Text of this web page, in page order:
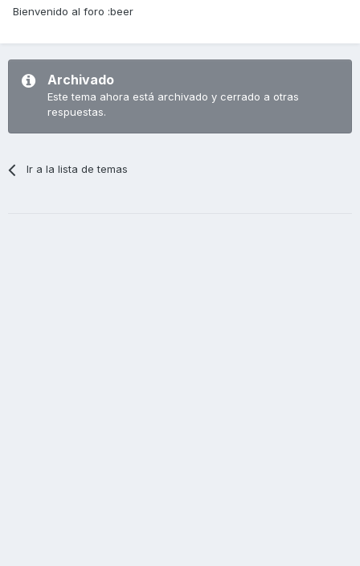
Bienvenido al foro :beer
Archivado
Este tema ahora está archivado y cerrado a otras
respuestas.
Ir a la lista de temas